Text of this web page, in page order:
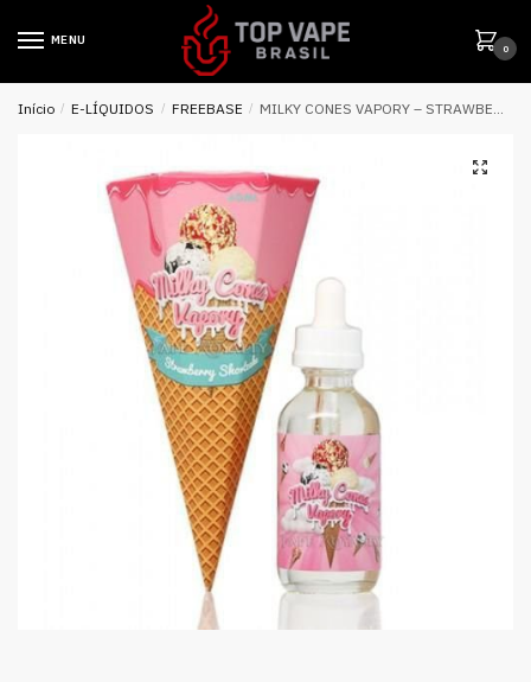
MENU
0
Início / E-LÍQUIDOS / FREEBASE / MILKY CONES VAPORY – STRAWBERRY SHORT CAKE